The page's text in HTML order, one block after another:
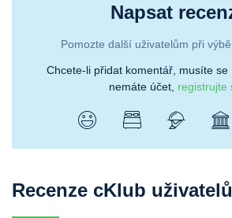
Napsat
Pomozte další uživatelům při
Chcete-li přidat komentář, musíte se
nemáte účet, registrujte
Recenze cKlub uživatelů